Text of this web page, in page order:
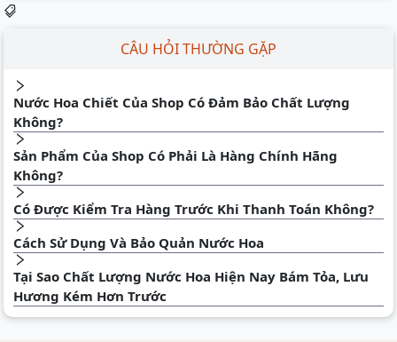
CÂU HỎI THƯỜNG GẶP
Nước Hoa Chiết Của Shop Có Đảm Bảo Chất Lượng
Không?
Sản Phẩm Của Shop Có Phải Là Hàng Chính Hãng
Không?
Có Được Kiểm Tra Hàng Trước Khi Thanh Toán Không?
Cách Sử Dụng Và Bảo Quản Nước Hoa
Tại Sao Chất Lượng Nước Hoa Hiện Nay Bám Tỏa, Lưu
Hương Kém Hơn Trước